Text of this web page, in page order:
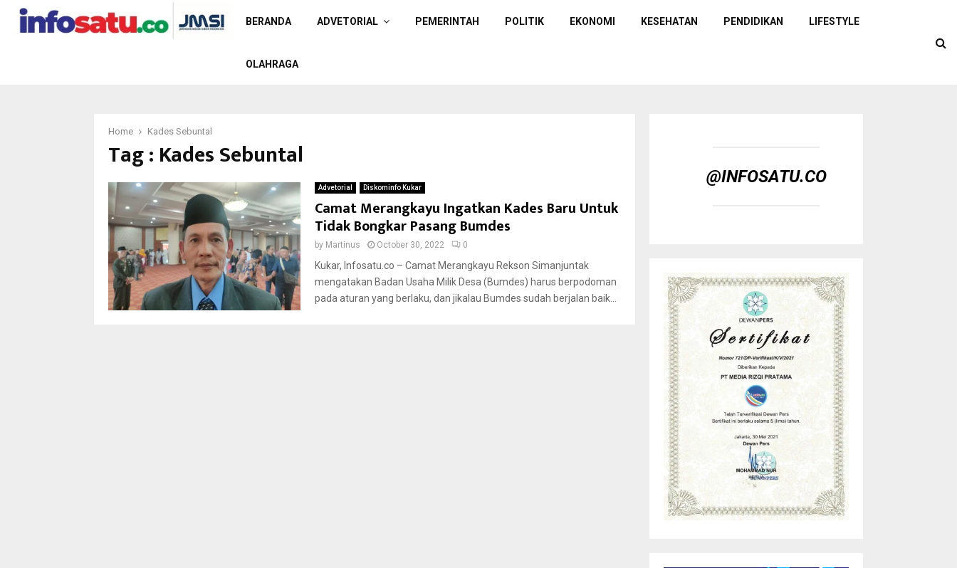
BERANDA ADVETORIAL PEMERINTAH POLITIK EKONOMI KESEHATAN PENDIDIKAN LIFESTYLE
OLAHRAGA
Home Kades Sebuntal
Tag : Kades Sebuntal
Advetorial Diskominfo Kukar
Camat Merangkayu Ingatkan Kades Baru Untuk
Tidak Bongkar Pasang Bumdes
by Martinus October 30, 2022 0
Kukar, Infosatu.co – Camat Merangkayu Rekson Simanjuntak
mengatakan Badan Usaha Milik Desa (Bumdes) harus berpodoman
pada aturan yang berlaku, dan jikalau Bumdes sudah berjalan baik...
@INFOSATU.CO